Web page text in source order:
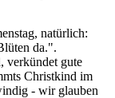
natürlich:
da.".
verkündet gute
Christkind im
- wir glauben